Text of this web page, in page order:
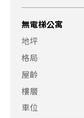
無電梯公寓
地坪
格局
屋齡
樓層
車位